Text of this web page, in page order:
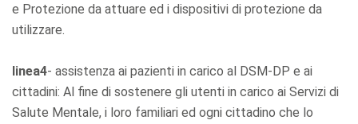
e Protezione da attuare ed i dispositivi di protezione da
utilizzare.
linea4- assistenza ai pazienti in carico al DSM-DP e ai
cittadini: Al fine di sostenere gli utenti in carico ai Servizi di
Salute Mentale, i loro familiari ed ogni cittadino che lo